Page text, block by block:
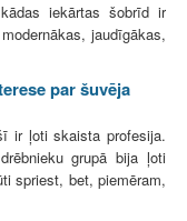
iekārtas šobrīd ir
jaudīgākas,
par šuvēja
ir ļoti skaista profesija.
grupā bija ļoti
spriest, bet, piemēram,